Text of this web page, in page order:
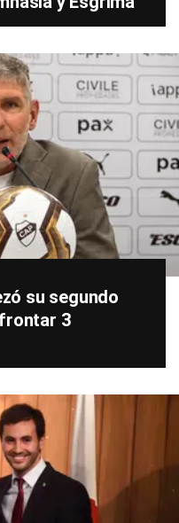
su segundo
3